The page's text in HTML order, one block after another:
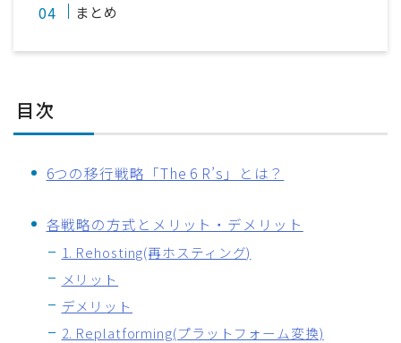
まとめ
目次
6つの移行戦略「The 6 R’s」とは？
各戦略の方式とメリット・デメリット
1. Rehosting(再ホスティング)
メリット
デメリット
2. Replatforming(プラットフォーム変換)